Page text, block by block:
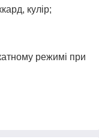
кулір;
режимі при